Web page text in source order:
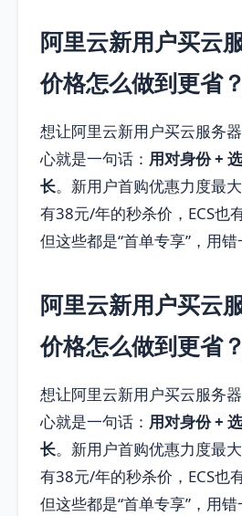
阿里云新用户买云
价格怎么做到更省？
想让阿里云新用户买云服务
心就是一句话： 用对身份 +
长。新用户首购优惠力度最
有38元/年的秒杀价，ECS也
但这些都是“首单专享”，用错
阿里云新用户买云
价格怎么做到更省？
想让阿里云新用户买云服务
心就是一句话： 用对身份 +
长。新用户首购优惠力度最
有38元/年的秒杀价，ECS也
但这些都是“首单专享”，用错